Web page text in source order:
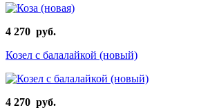
4 270 руб.
Козел с балалайкой (новый)
4 270 руб.